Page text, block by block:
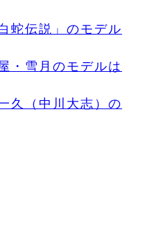
蛇伝説」のモデル
・雪月のモデルは
久（中川大志）の